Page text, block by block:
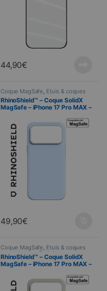
44,90€
Coque MagSafe Étuis & coques
smartphones, Cellulare
RhinoShield,Telefonia
RhinoShield™ – Coque SolidX
MagSafe – iPhone 17 Pro MAX –
49,90€
Coque MagSafe, Étuis & coques
smartphones, Cellulare
RhinoShield,Telefonia
RhinoShield™ – Coque SolidX
MagSafe – iPhone 17 Pro MAX –